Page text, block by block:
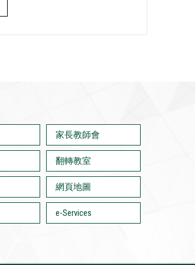
家長教師會
翻轉教室
網頁地圖
e-Services